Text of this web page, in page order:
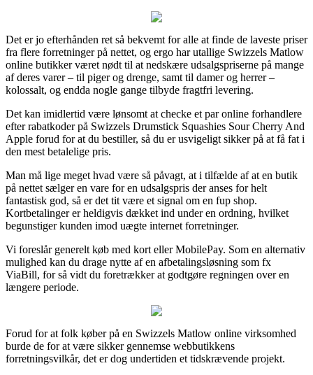
Det er jo efterhånden ret så bekvemt for alle at finde de laveste priser
fra flere forretninger på nettet, og ergo har utallige Swizzels Matlow
online butikker været nødt til at nedskære udsalgspriserne på mange
af deres varer – til piger og drenge, samt til damer og herrer –
kolossalt, og endda nogle gange tilbyde fragtfri levering.
Det kan imidlertid være lønsomt at checke et par online forhandlere
efter rabatkoder på Swizzels Drumstick Squashies Sour Cherry And
Apple forud for at du bestiller, så du er usvigeligt sikker på at få fat i
den mest betalelige pris.
Man må lige meget hvad være så påvagt, at i tilfælde af at en butik
på nettet sælger en vare for en udsalgspris der anses for helt
fantastisk god, så er det tit være et signal om en fup shop.
Kortbetalinger er heldigvis dækket ind under en ordning, hvilket
begunstiger kunden imod uægte internet forretninger.
Vi foreslår generelt køb med kort eller MobilePay. Som en alternativ
mulighed kan du drage nytte af en afbetalingsløsning som fx
ViaBill, for så vidt du foretrækker at godtgøre regningen over en
længere periode.
Forud for at folk køber på en Swizzels Matlow online virksomhed
burde de for at være sikker gennemse webbutikkens
forretningsvilkår, det er dog undertiden et tidskrævende projekt.